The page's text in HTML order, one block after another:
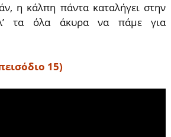
η κάλπη πάντα καταλήγει στην
τα όλα άκυρα να πάμε για
15)